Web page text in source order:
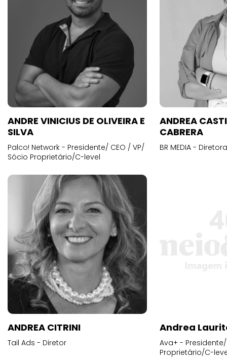
ANDRE VINICIUS DE OLIVEIRA E
SILVA
Palco! Network - Presidente/ CEO / VP/
Sócio Proprietário/C-level
ANDREA
CABRERA
BR MEDIA -
ANDREA CITRINI
Tail Ads - Diretor
Andrea
Ava+ -
Proprietário/C-